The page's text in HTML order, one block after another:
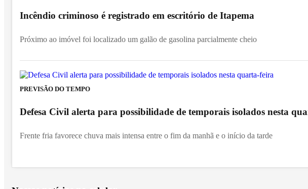
Incêndio criminoso é registrado em escritório de Itapema
Próximo ao imóvel foi localizado um galão de gasolina parcialmente cheio
PREVISÃO DO TEMPO
Defesa Civil alerta para possibilidade de temporais isolados nesta
Frente fria favorece chuva mais intensa entre o fim da manhã e o início da tarde